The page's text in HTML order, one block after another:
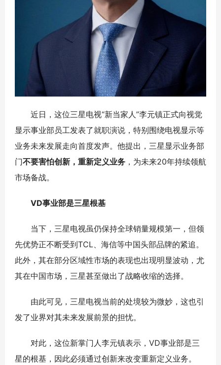
近日，这位三星电视“新当家人”李元镇正式向视觉
显示事业部员工发表了就职演说，特别围绕电视显示等
业务未来发展走向首度发声。他提出，三星显示业务部
门不要害怕创新，重新定义业务 ，为未来20年持续领航
市场备战。
VD事业部是三星根基
当下，三星电视虽仍保持全球销量规模第一，但领
先优势正不断受到TCL、海信等中国头部品牌的紧追。
此外，其在部分区域性市场的表现也出现明显波动，尤
其在中国市场，三星甚至做出了战略收缩的选择。
由此可见，三星电视当前的处境较为微妙，这也引
发了业界对其未来发展前景的担忧。
对此，这位新掌门人李元镇表示，VD事业部是三
星的根基，因此必须通过创新来改变重新定义业务。